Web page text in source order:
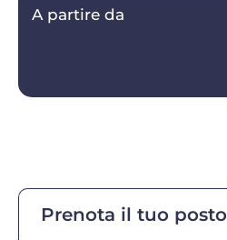
A partire da
Prenota il tuo posto